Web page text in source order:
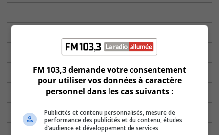
FM 103,3 demande votre consentement
pour utiliser vos données à caractère
personnel dans les cas suivants :
Publicités et contenu personnalisés, mesure de
performance des publicités et du contenu, études
d’audience et développement de services